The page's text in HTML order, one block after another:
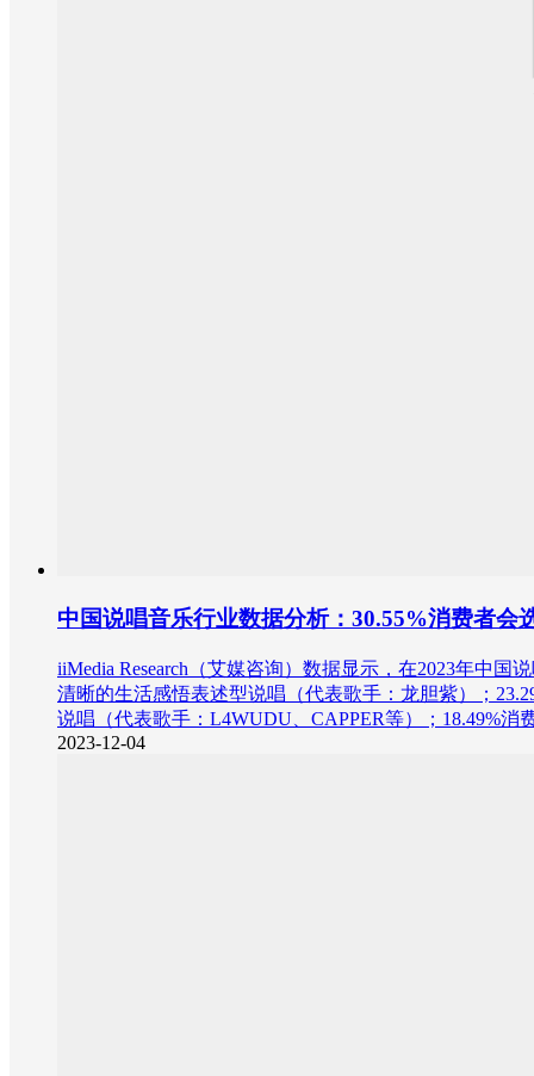
中国说唱音乐行业数据分析：30.55%消费者会
iiMedia Research（艾媒咨询）数据显示，在2023年中
清晰的生活感悟表述型说唱（代表歌手：龙胆紫）；
说唱（代表歌手：L4WUDU、CAPPER等）；18.49%
2023-12-04